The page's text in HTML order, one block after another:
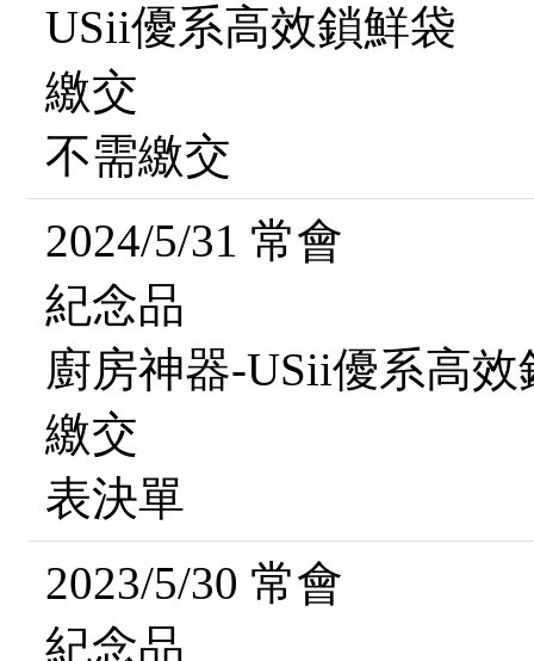
USii優系高效鎖鮮袋
繳交
不需繳交
2024/5/31 常會
紀念品
廚房神器-USii優系高效
繳交
表決單
2023/5/30 常會
紀念品